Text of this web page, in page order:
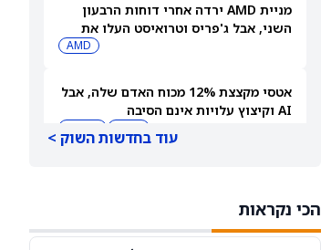
מניית AMD ירדה אחרי דוחות הרבעון
השני, אבל ג'פריס וטרואיסט העלו את
AMD
אטסי מקצצת 12% מכוח האדם שלה, אבל
AI וקיצוץ עלויות אינם הסיבה
מחיר היעד למניית אנבידיה (אנבידיה)
עוד בחדשות השוק >
הכי נקראות